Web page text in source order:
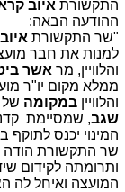
התקשורת איוב
ההודעה הבאה:
"שר התקשורת
למנות את חבר
והלוויין, מר אשר
ממלא מקום יו"ר
והלוויין במקומה
שגב, שמסיימת קדנציה של 5 שנים
המינוי יכנס לתוקף
שר התקשורת הודה
ותרומתה לקידום
המועצה ואיחל לה